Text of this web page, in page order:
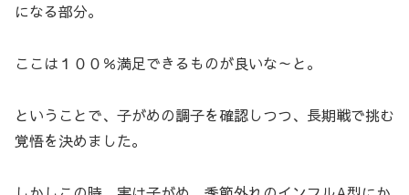
になる部分。
ここは１００％満足できるものが良いな～と。
ということで、子がめの調子を確認しつつ、長期戦で挑む
覚悟を決めました。